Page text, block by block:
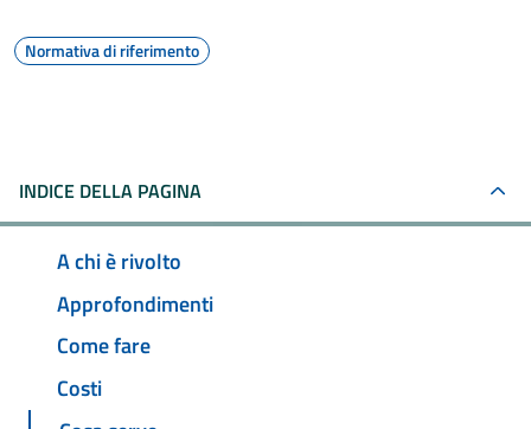
Normativa di riferimento
INDICE DELLA PAGINA
A chi è rivolto
Approfondimenti
Come fare
Costi